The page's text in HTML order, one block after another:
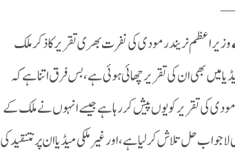
وزیراعظم نریندر مودی کی نفرت بھری تقریر کا ذکر ملک
میں بھی ان کی تقریر چھائی ہوئی ہے ، بس فرق اتنا ہے کہ
مودی کی تقریر کو یوں پیش کر رہا ہے جیسے انہوں نے ملک کے
حل تلاش کر لیا ہے ، اور غیر ملکی میڈیا ان پر نتنقید کی